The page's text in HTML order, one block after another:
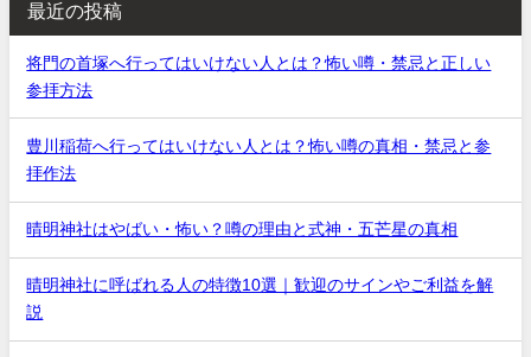
最近の投稿
将門の首塚へ行ってはいけない人とは？怖い噂・禁忌と正しい
参拝方法
豊川稲荷へ行ってはいけない人とは？怖い噂の真相・禁忌と参
拝作法
晴明神社はやばい・怖い？噂の理由と式神・五芒星の真相
晴明神社に呼ばれる人の特徴10選｜歓迎のサインやご利益を解
説